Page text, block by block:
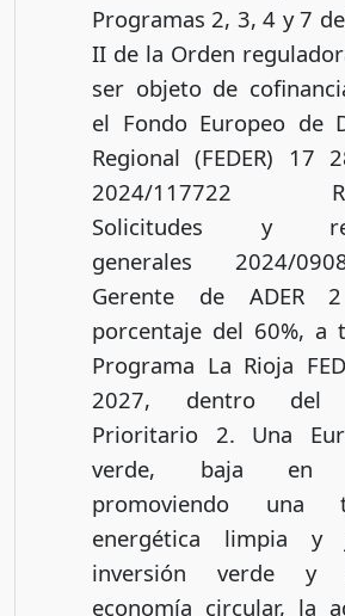
Programas 2, 3, 4 y 7
II de la Orden
ser objeto de
el Fondo Europeo de
Regional (FEDER) 17
2024/117722
Solicitudes y
generales 2024/
Gerente de ADER
porcentaje del 60%, a
Programa La Rioja
2027, dentro del
Prioritario 2. Una
verde, baja en
promoviendo una
energética limpia y
inversión verde y
economía circular, la